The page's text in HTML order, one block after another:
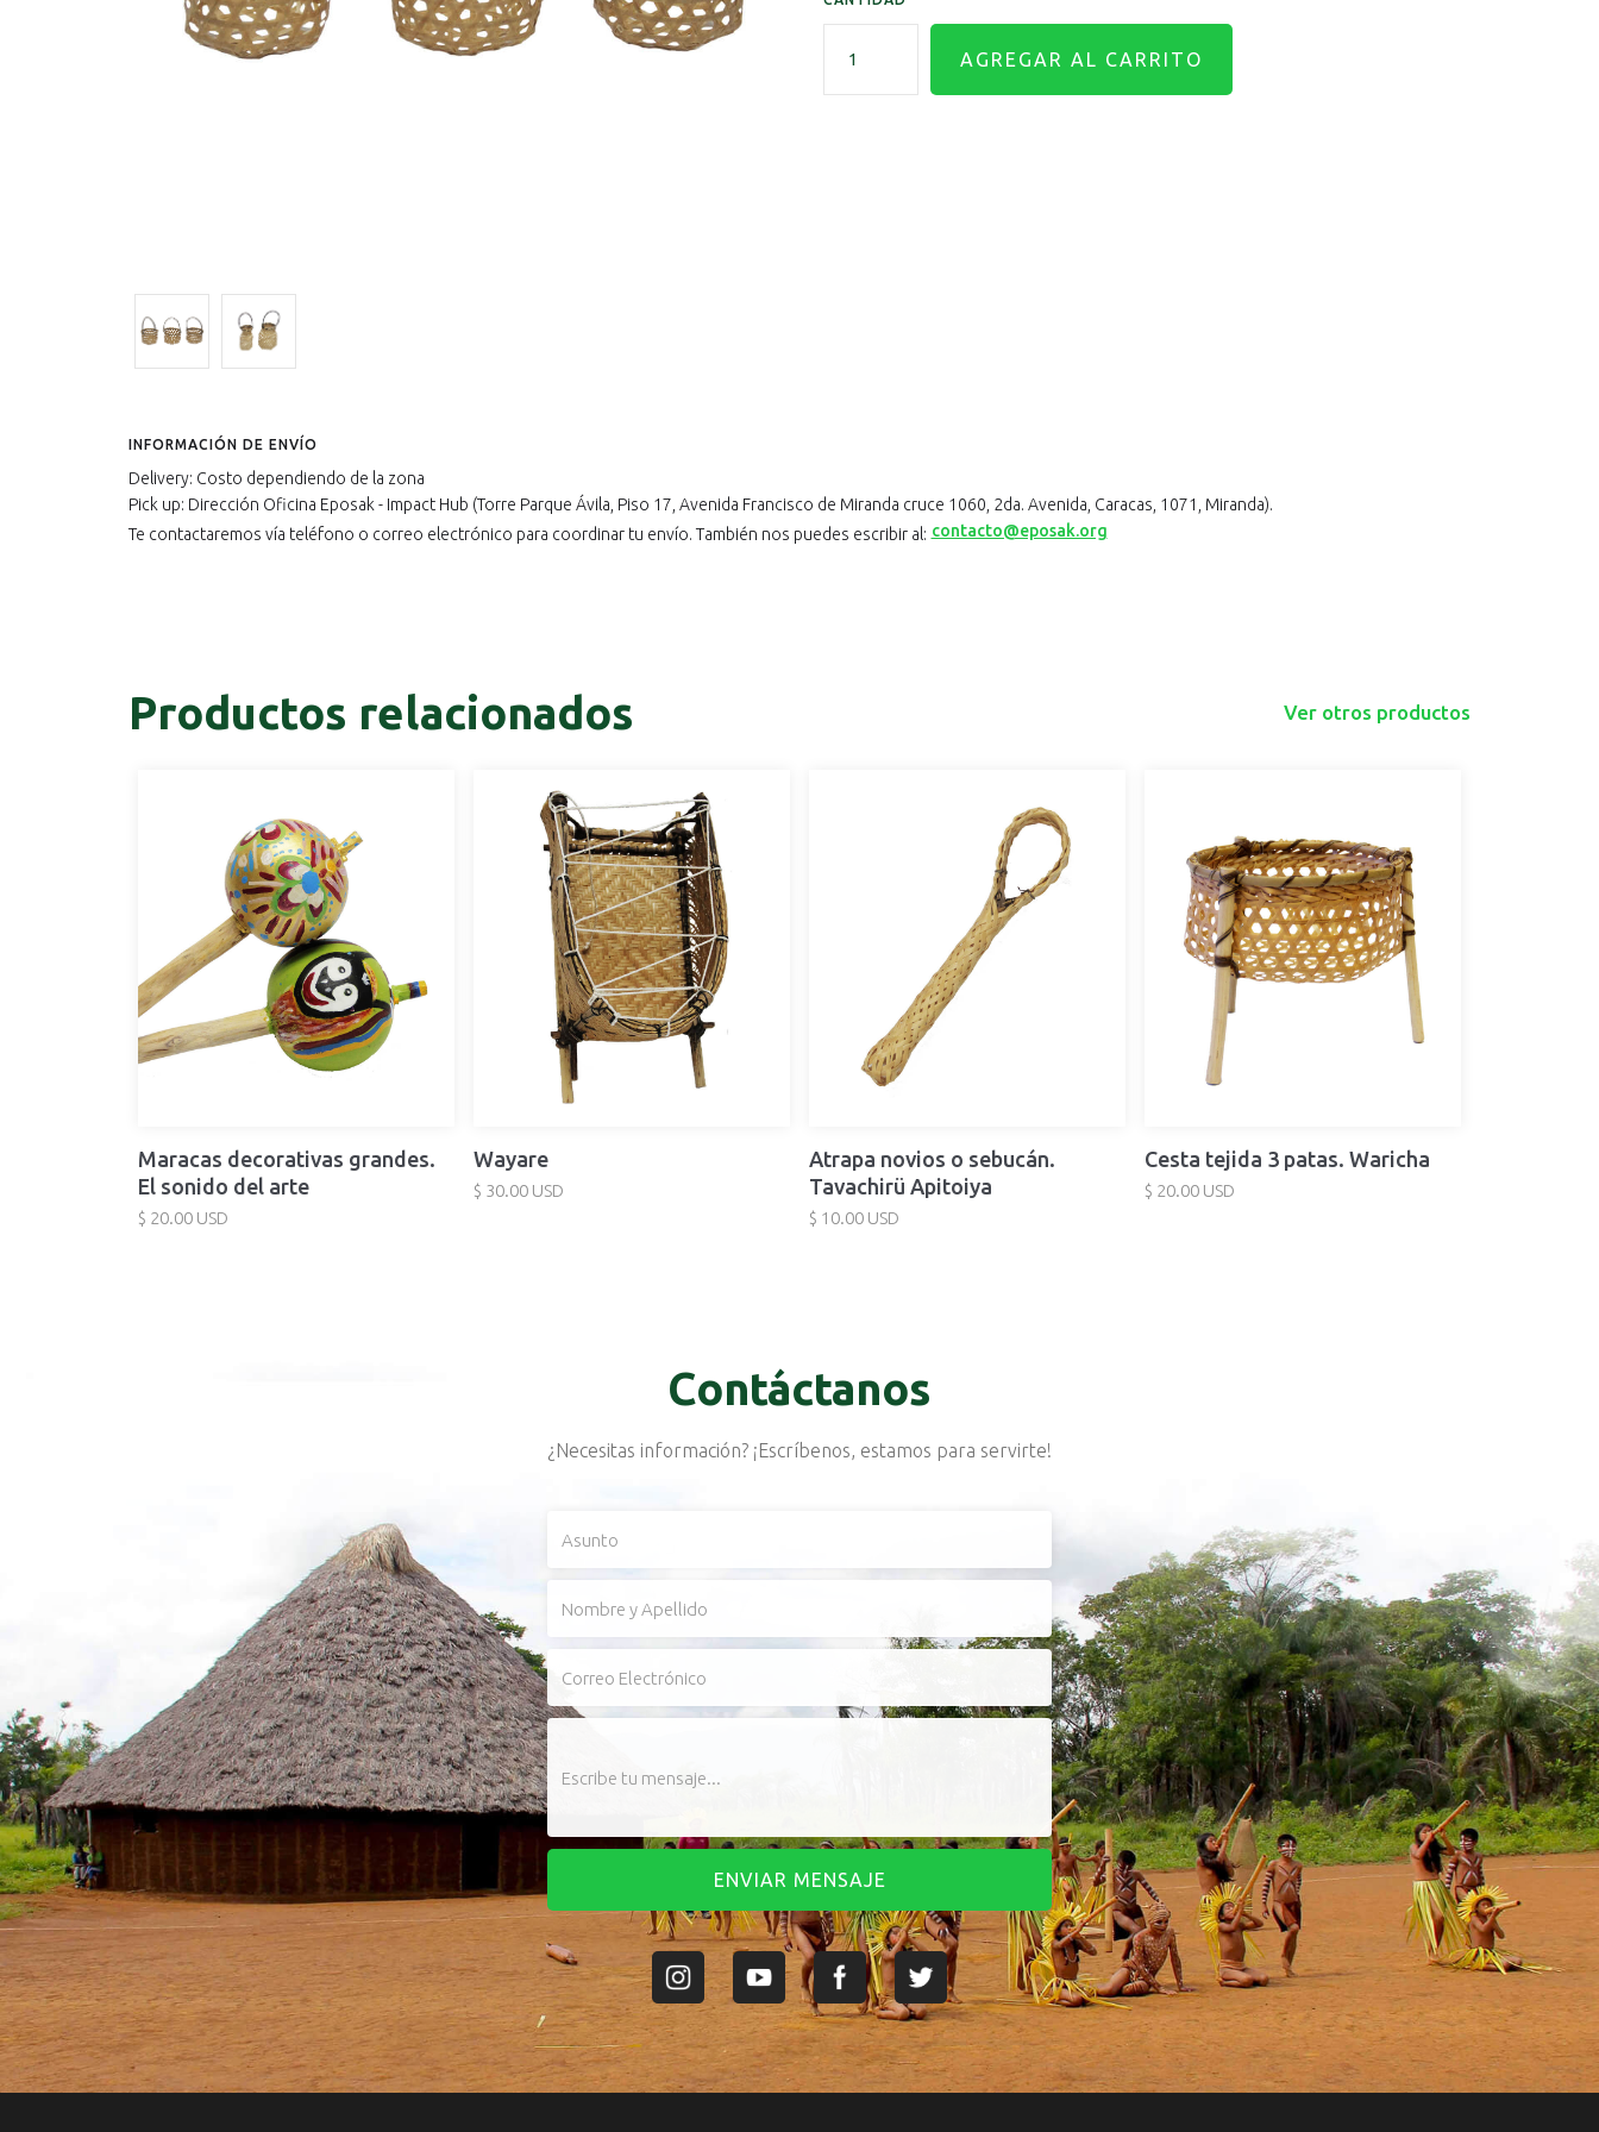
INFORMACIÓN DE ENVÍO
Delivery: Costo dependiendo de la zona
Pick up: Dirección Oficina Eposak - Impact Hub (Torre Parque Ávila, Piso 17, Avenida Francisco de Miranda cruce 1060, 2da. Avenida, Caracas, 1071, Miranda).
Te contactaremos vía teléfono o correo electrónico para coordinar tu envío. También nos puedes escribir al: contacto@eposak.org
Productos relacionados Ver otros productos
Maracas decorativas grandes.
El sonido del arte
$ 20.00 USD
Wayare
$ 30.00 USD
Atrapa novios o sebucán.
Tavachirü Apitoiya
$ 10.00 USD
Cesta tejida 3 patas. Waricha
$ 20.00 USD
Contáctanos
¿Necesitas información? ¡Escríbenos, estamos para servirte!